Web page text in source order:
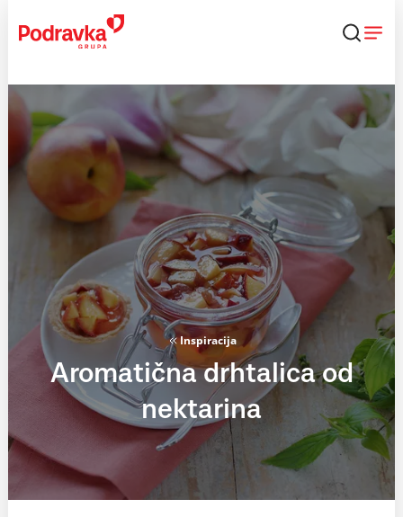
content
Inspiracija
Aromatična drhtalica od
nektarina